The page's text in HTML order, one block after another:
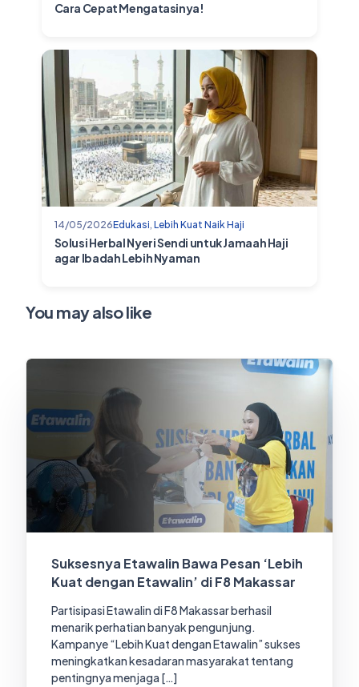
Cara Cepat Mengatasinya!
14/05/2026Edukasi Lebih Kuat Naik Haji
Solusi Herbal Nyeri Sendi untuk Jamaah Haji
agar Ibadah Lebih Nyaman
You may also like
Suksesnya Etawalin Bawa Pesan ‘Lebih
Kuat dengan Etawalin’ di F8 Makassar
Partisipasi Etawalin di F8 Makassar berhasil
menarik perhatian banyak pengunjung.
Kampanye “Lebih Kuat dengan Etawalin” sukses
meningkatkan kesadaran masyarakat tentang
pentingnya menjaga […]